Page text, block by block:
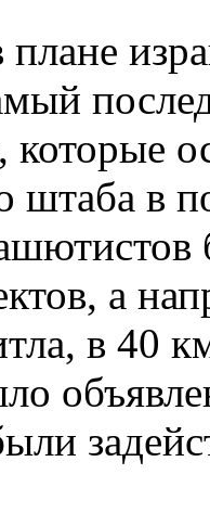
которые
штаба в
а
в 40